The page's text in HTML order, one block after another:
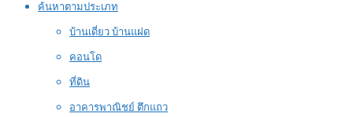
ค้นหาตามประเภท
บ้านเดี่ยว บ้านแฝด
คอนโด
ที่ดิน
อาคารพาณิชย์ ตึกแถว